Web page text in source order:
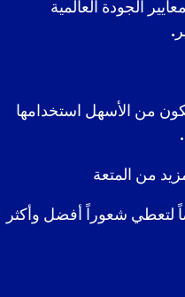
الجودة العالمية
من الأسهل استخدامها
من المتعة
شعوراً أفضل وأكثر